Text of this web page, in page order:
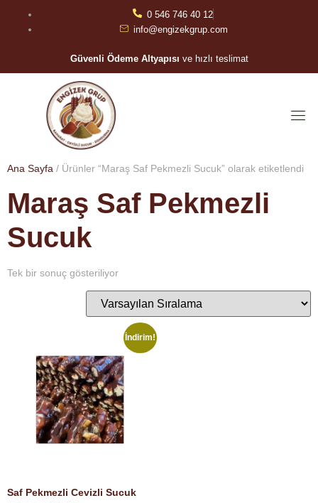
0 546 746 40 12
info@engizekgrup.com
Güvenli Ödeme Altyapısı ve hızlı teslimat
Ana Sayfa / Ürünler “Maraş Saf Pekmezli Sucuk” olarak etiketlendi
Maraş Saf Pekmezli
Sucuk
Tek bir sonuç gösteriliyor
İndirim!
Saf Pekmezli Cevizli Sucuk